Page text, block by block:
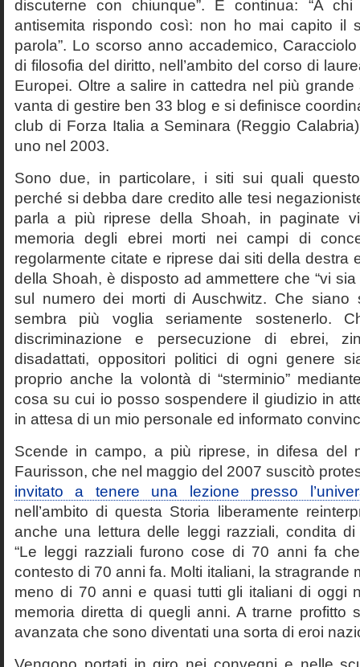
discuterne con chiunque”. E continua: “A
antisemita rispondo così: non ho mai capito il
parola”. Lo scorso anno accademico,
di filosofia del diritto, nell’ambito del corso di
Europei. Oltre a salire in cattedra nel più grande
vanta di gestire ben 33 blog e si definisce
club di Forza Italia a Seminara (Reggio
uno nel 2003.
Sono due, in particolare, i siti sui quali
perché si debba dare credito alle tesi
parla a più riprese della Shoah, in paginate
memoria degli ebrei morti nei campi di
regolarmente citate e riprese dai siti della destra
della Shoah, è disposto ad ammettere che “vi
sul numero dei morti di Auschwitz. Che siano
sembra più voglia seriamente sostenerlo.
discriminazione e persecuzione di ebrei,
disadattati, oppositori politici di ogni genere
proprio anche la volontà di “sterminio”
cosa su cui io posso sospendere il giudizio in
in attesa di un mio personale ed informato
Scende in campo, a più riprese, in difesa del
Faurisson, che nel maggio del 2007 suscitò
invitato a tenere una lezione presso
nell’ambito di questa Storia liberamente
anche una lettura delle leggi razziali, condita di
“Le leggi razziali furono cose di 70 anni fa
contesto di 70 anni fa. Molti italiani, la stragrande
meno di 70 anni e quasi tutti gli italiani di oggi
memoria diretta di quegli anni. A trarne profitto
avanzata che sono diventati una sorta di eroi